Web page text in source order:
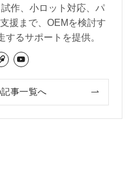
作、小ロット対応、パ
援まで、OEMを検討す
るサポートを提供。
事一覧へ